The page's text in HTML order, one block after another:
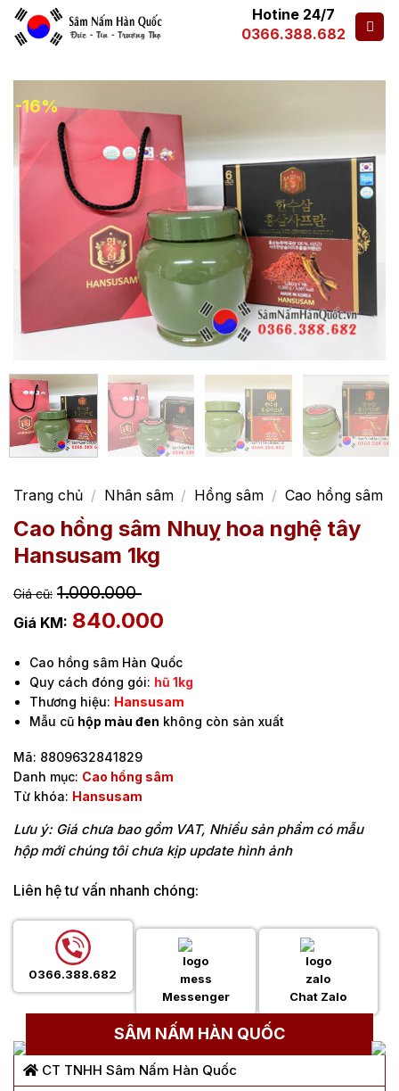
Hotine 24/7
0366.388.682
-16%
Trang chủ / Nhân sâm / Hồng sâm / Cao hồng sâm
Cao hồng sâm Nhuỵ hoa nghệ tây
Hansusam 1kg
1.000.000
840.000
Cao hồng sâm Hàn Quốc
Quy cách đóng gói: hũ 1kg
Thương hiệu: Hansusam
Mẫu cũ hộp màu đen không còn sản xuất
Mã: 8809632841829
Danh mục: Cao hồng sâm
Từ khóa: Hansusam
Lưu ý: Giá chưa bao gồm VAT, Nhiều sản phẩm có mẫu
hộp mới chúng tôi chưa kịp update hình ảnh
Liên hệ tư vấn nhanh chóng:
0366.388.682
Messenger
Chat Zalo
SÂM NẤM HÀN QUỐC
CT TNHH Sâm Nấm Hàn Quốc